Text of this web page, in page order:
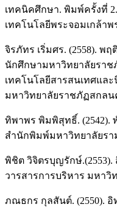
เทคนิคศึกษา. พิมพ์ครั้งที่
เทคโนโลยีพระจอมเกล้าพ
จิรภัทร เริ่มศร. (2558). พ
นักศึกษามหาวิทยาลัยราช
เทคโนโลยีสารสนเทศแล
มหาวิทยาลัยราชภัฏสกลน
ทิพาพร พิมพิสุทธิ์. (2542).
สำนักพิมพ์มหาวิทยาลัยรา
พิชิต วิจิตรบุญรักษ์
วารสารการบริหาร มหาวิ
ภณธกร กุลสันต์. (2550).